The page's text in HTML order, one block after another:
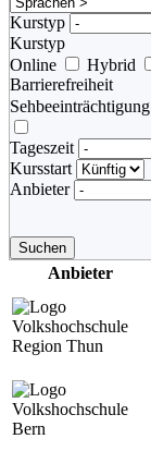
Kurstyp
Kurstyp
Online
Hybrid
Barrierefreiheit
Sehbeeinträchtigung
Tageszeit
Kursstart
Anbieter
Suchen
Anbieter